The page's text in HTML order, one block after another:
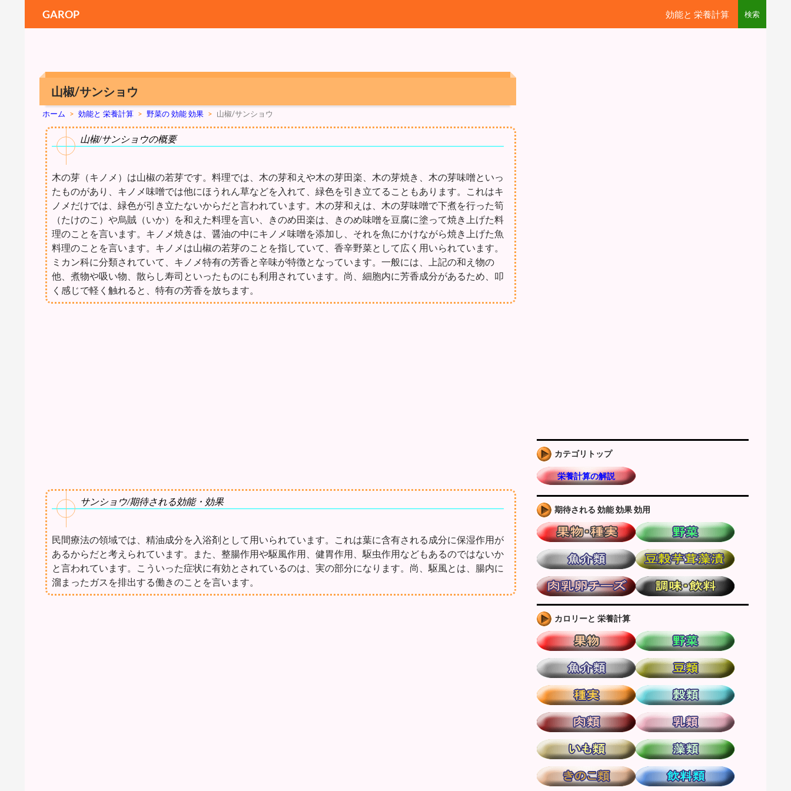
GAROP 効能と 栄養計算
山椒/サンショウ
ホーム > 効能と 栄養計算 > 野菜の 効能 効果 > 山椒/サンショウ
山椒/サンショウの概要
木の芽（キノメ）は山椒の若芽です。料理では、木の芽和えや木の芽田楽、木の芽焼き、木の芽味噌といっ
たものがあり、キノメ味噌では他にほうれん草などを入れて、緑色を引き立てることもあります。これはキ
ノメだけでは、緑色が引き立たないからだと言われています。木の芽和えは、木の芽味噌で下煮を行った筍
（たけのこ）や烏賊（いか）を和えた料理を言い、きのめ田楽は、きのめ味噌を豆腐に塗って焼き上げた料
理のことを言います。キノメ焼きは、醤油の中にキノメ味噌を添加し、それを魚にかけながら焼き上げた魚
料理のことを言います。キノメは山椒の若芽のことを指していて、香辛野菜として広く用いられています。
ミカン科に分類されていて、キノメ特有の芳香と辛味が特徴となっています。一般には、上記の和え物の
他、煮物や吸い物、散らし寿司といったものにも利用されています。尚、細胞内に芳香成分があるため、叩
く感じで軽く触れると、特有の芳香を放ちます。
サンショウ/期待される効能・効果
民間療法の領域では、精油成分を入浴剤として用いられています。これは葉に含有される成分に保湿作用が
あるからだと考えられています。また、整腸作用や駆風作用、健胃作用、駆虫作用などもあるのではないか
と言われています。こういった症状に有効とされているのは、実の部分になります。尚、駆風とは、腸内に
溜まったガスを排出する働きのことを言います。
カテゴリトップ
栄養計算の解説
期待される 効能 効果 効用
カロリーと 栄養計算